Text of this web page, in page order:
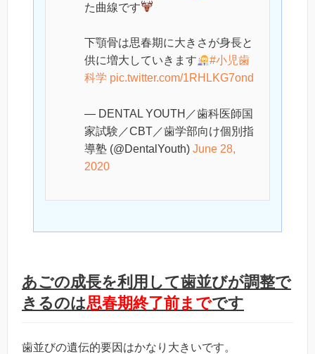
た曲線です
下顎骨は思春期に大きさが身長と
供に増大していきます
#小児歯
科学 pic.twitter.com/1RHLKG7ond
— DENTAL YOUTH／歯科医師国
家試験／CBT／歯学部向け個別指
導塾 (@DentalYouth) June 28,
2020
あごの成長を利用して歯並びが調整で
きるのは思春期終了前までです
歯並びの遺伝的要因はかなり大きいです。